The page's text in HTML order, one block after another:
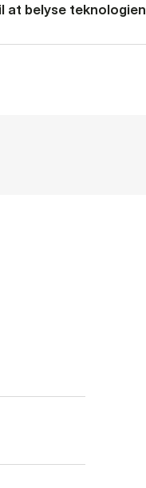
at belyse teknologien